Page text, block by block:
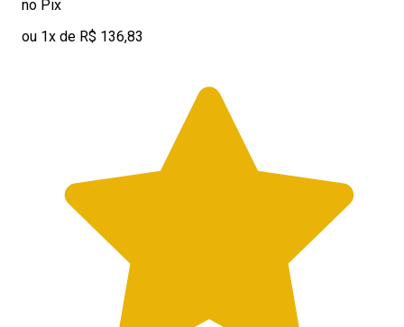
no Pix
ou 1x de R$ 136,83